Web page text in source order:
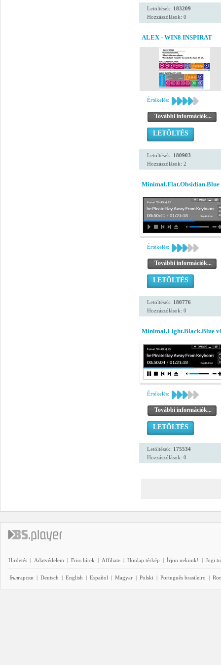
Letöltések: 183209
Hozzászólások: 0
ALEX - WIN8 INSPIRAT
Értékelés:
További információk...
LETÖLTÉS
Letöltések: 180903
Hozzászólások: 2
Minimal.Flat.Obsidian.Blue
Értékelés:
További információk...
LETÖLTÉS
Letöltések: 180776
Hozzászólások: 0
Minimal.Light.Black.Blue
Értékelés:
További információk...
LETÖLTÉS
Letöltések: 175534
Hozzászólások: 0
Hirdetés | Adatvédelem | Friss hírek | Affiliate | Honlap térkép | Írjon nekünk! | Jogi
Български | Deutsch | English | Español | Magyar | Polski | Português brasileiro |